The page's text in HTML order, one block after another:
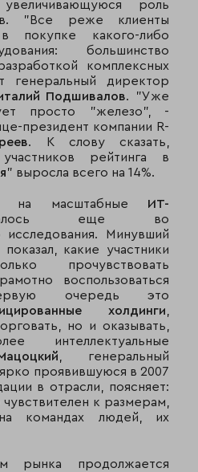
роль
"Все реже клиенты
покупке какого-либо
большинство
комплексных
генеральный директор
Подшивалов. "Уже
просто "железо", -
президент компании R-
. К слову сказать,
рейтинга в
" выросла всего на 14%.
на масштабные ИТ-
еще во
Минувший
какие участники
прочувствовать
воспользоваться
очередь это
холдинги
но и оказывать,
интеллектуальные
, генеральный
ярко проявившуюся в 2007
в отрасли, поясняет:
к размерам,
командах людей, их
рынка продолжается